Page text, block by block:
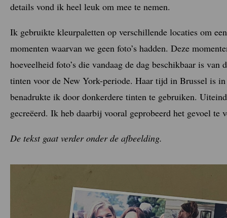
details vond ik heel leuk om mee te nemen.
Ik gebruikte kleurpaletten op verschillende locaties om
momenten waarvan we geen foto’s hadden. Deze
hoeveelheid foto’s die vandaag de dag beschikbaar is
tinten voor de New York-periode. Haar tijd in Brussel is
benadrukte ik door donkerdere tinten te gebruiken.
gecreëerd. Ik heb daarbij vooral geprobeerd het gevoel
De tekst gaat verder onder de afbeelding.